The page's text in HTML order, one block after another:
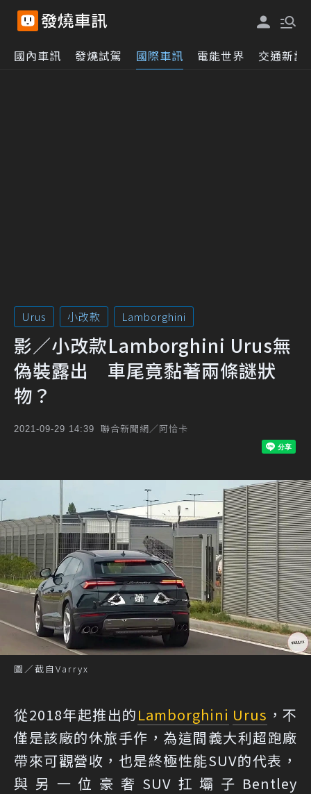
國內車訊 發燒試駕 國際車訊 電能世界 交通新訊
Urus 小改款 Lamborghini
影／小改款Lamborghini Urus無
偽裝露出 車尾竟黏著兩條謎狀
物？
2021-09-29 14:39 聯合新聞網／阿恰卡
圖／截自Varryx
從2018年起推出的Lamborghini Urus ，不
僅是該廠的休旅手作，為這間義大利超跑廠
帶來可觀營收，也是終極性能SUV的代表，
與另一位豪奢SUV扛壩子Bentley